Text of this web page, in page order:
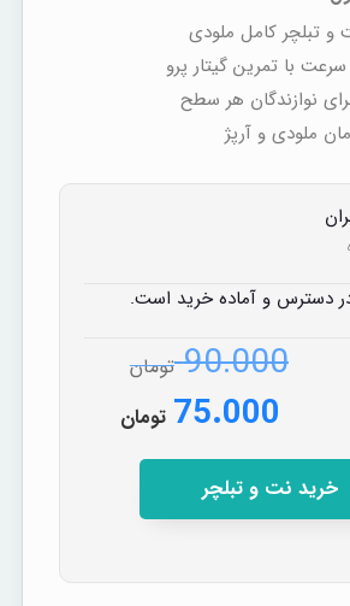
تبلچر کامل ملودی
با تمرین گیتار پرو
نوازندگان هر سطح
ملودی و آرپژ
دسترس و آماده خرید است.
90.000 تومان
75.000 تومان
خرید نت و تبلچر